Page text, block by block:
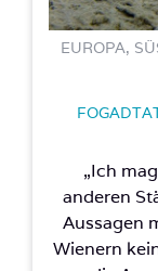
EUROPA,
„Ich
anderen
Aussagen
Wienern